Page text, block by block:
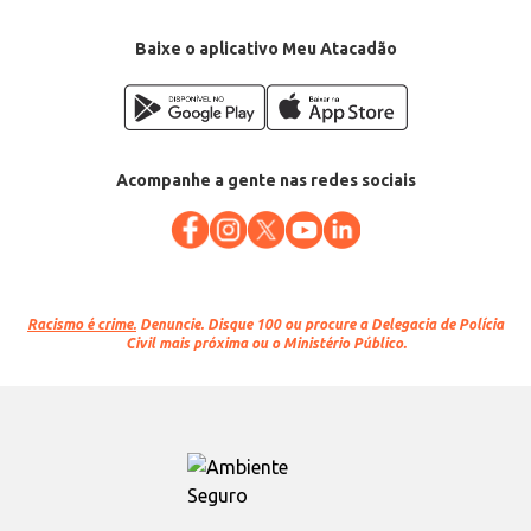
Baixe o aplicativo Meu Atacadão
Acompanhe a gente nas redes sociais
Racismo é crime. Denuncie. Disque 100 ou procure a Delegacia de Polícia
Civil mais próxima ou o Ministério Público.